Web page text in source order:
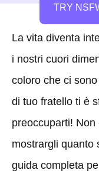
TRY
La vita diventa
i nostri cuori
coloro che ci
di tuo fratello ti è
preoccuparti!
mostrargli quanto
guida completa